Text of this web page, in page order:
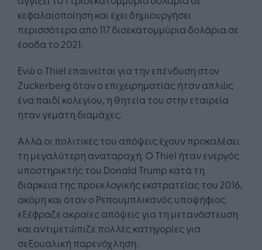
κεφαλαιοποίηση και έχει δημιουργήσει
περισσότερα από 117 δισεκατομμύρια δολάρια σε
έσοδα το 2021.
Ενώ ο Thiel επαινείται για την επένδυση στον
Zuckerberg όταν ο επιχειρηματίας ήταν απλώς
ένα παιδί κολεγίου, η θητεία του στην εταιρεία
ήταν γεμάτη διαμάχες.
Αλλά οι πολιτικές του απόψεις έχουν προκαλέσει
τη μεγαλύτερη αναταραχή. Ο Thiel ήταν ενεργός
υποστηρικτής του Donald Trump κατά τη
διάρκεια της προεκλογικής εκστρατείας του 2016,
ακόμη και όταν ο Ρεπουμπλικανός υποψήφιος
εξέφραζε ακραίες απόψεις για τη μετανάστευση
και αντιμετώπιζε πολλές κατηγορίες για
σεξουαλική παρενόχληση.